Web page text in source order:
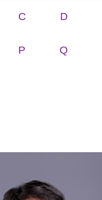
C D
P Q